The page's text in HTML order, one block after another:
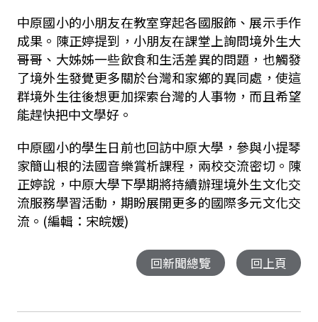
中原國小的小朋友在教室穿起各國服飾、展示手作
成果。陳正婷提到，小朋友在課堂上詢問境外生大
哥哥、大姊姊一些飲食和生活差異的問題，也觸發
了境外生發覺更多關於台灣和家鄉的異同處，使這
群境外生往後想更加探索台灣的人事物，而且希望
能趕快把中文學好。
中原國小的學生日前也回訪中原大學，參與小提琴
家簡山根的法國音樂賞析課程，兩校交流密切。陳
正婷說，中原大學下學期將持續辦理境外生文化交
流服務學習活動，期盼展開更多的國際多元文化交
流。(編輯：宋皖媛)
回新聞總覽 回上頁